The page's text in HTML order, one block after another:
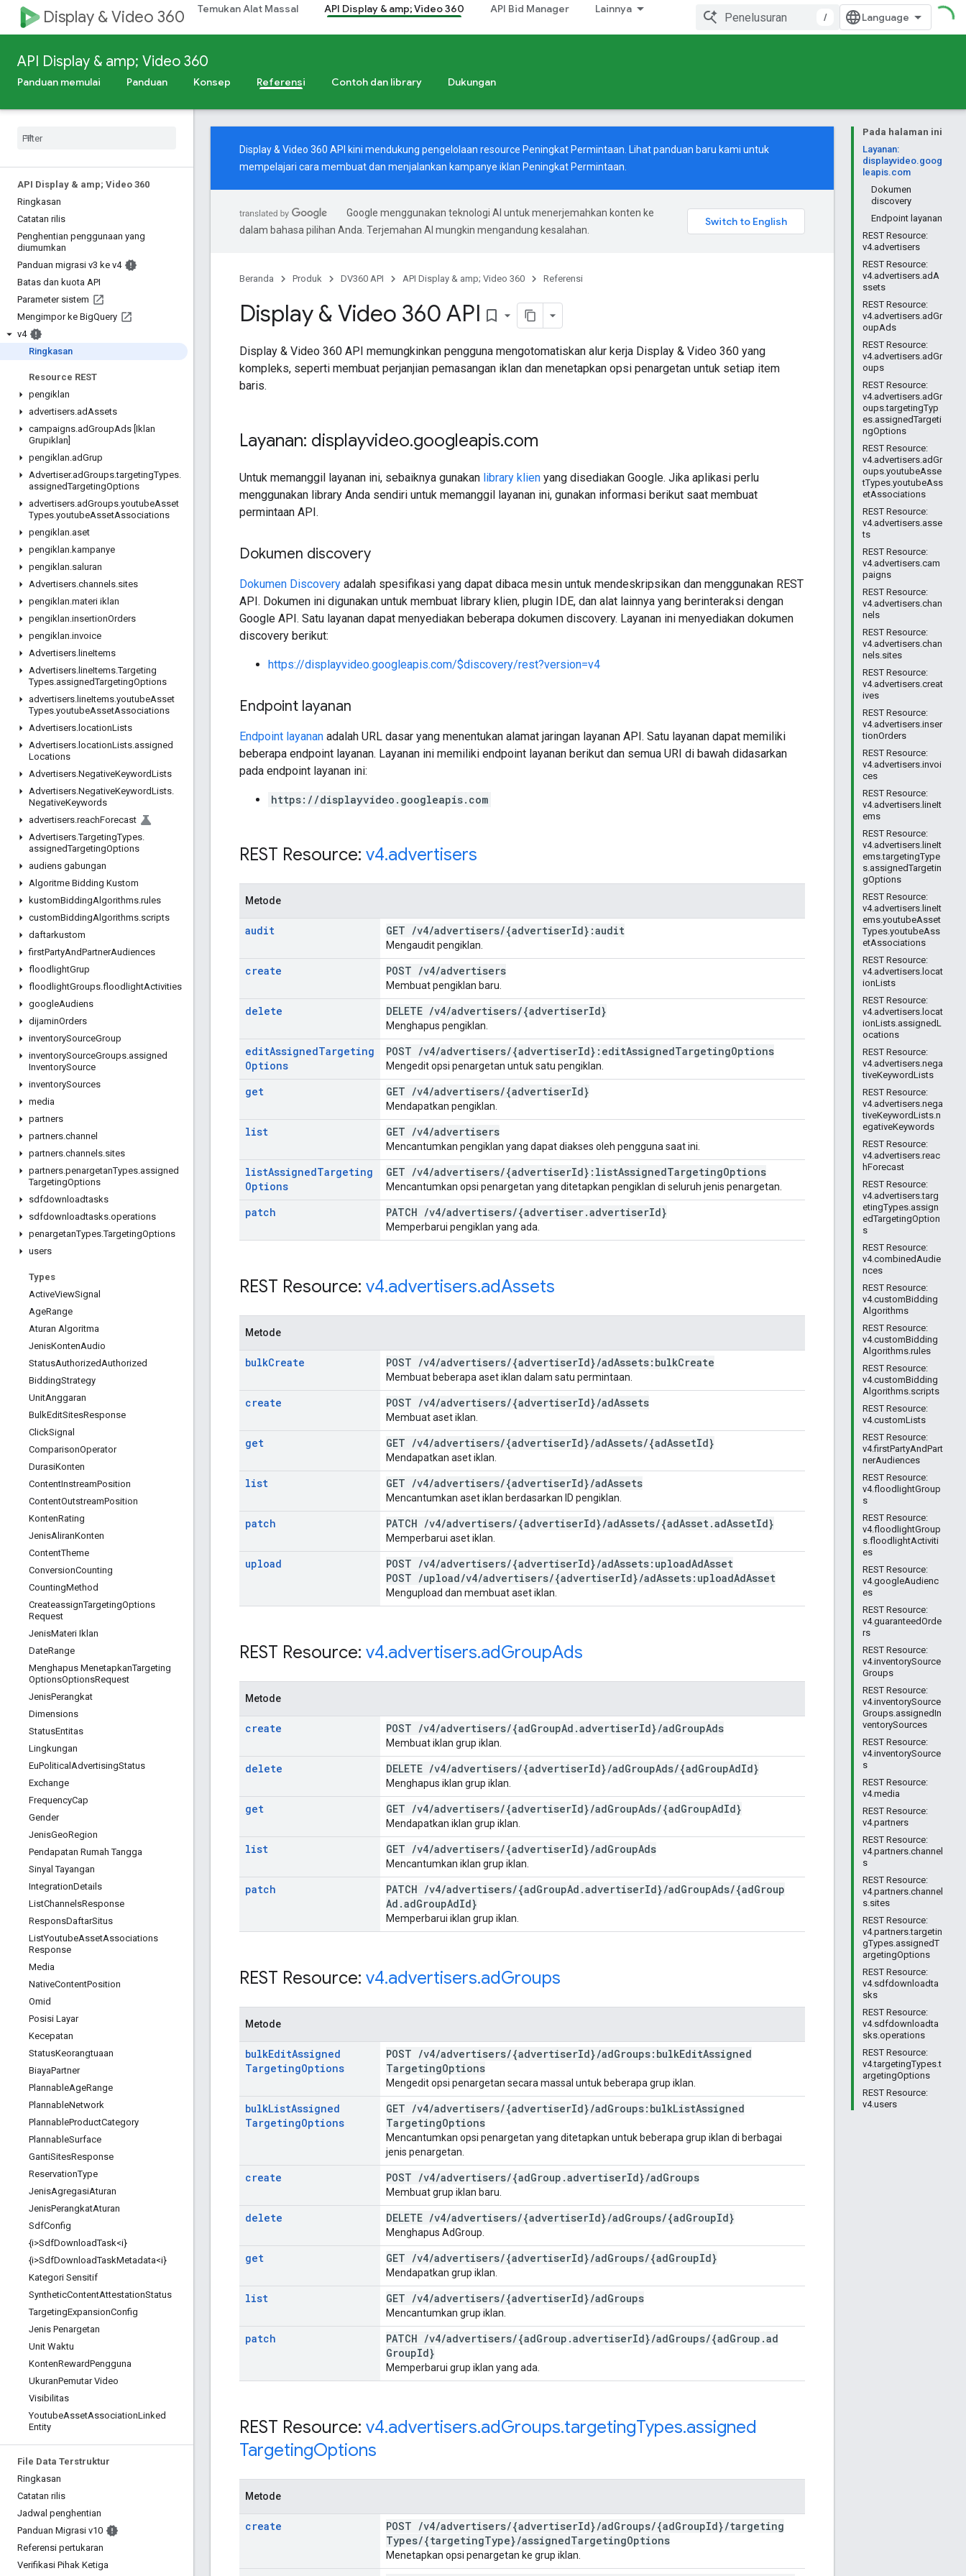
Display & Video 360 Temukan Alat Massal API Display & amp; Video 360 API Bid Manager Lainnya
/
API Display & amp; Video 360
Panduan memulai Panduan Konsep Referensi Contoh dan library Dukungan
API Display & amp; Video 360
Ringkasan
Catatan rilis
Penghentian penggunaan yang
diumumkan
Panduan migrasi v3 ke v4
Batas dan kuota API
Parameter sistem
Mengimpor ke BigQuery
v4
Ringkasan
Resource REST
pengiklan
advertisers.adAssets
campaigns.adGroupAds [Iklan
Grupiklan]
pengiklan.adGrup
Advertiser.adGroups.targetingTypes.
assignedTargetingOptions
advertisers.adGroups.youtubeAsset
Types.youtubeAssetAssociations
pengiklan.aset
pengiklan.kampanye
pengiklan.saluran
Advertisers.channels.sites
pengiklan.materi iklan
pengiklan.insertionOrders
pengiklan.invoice
Advertisers. lineItems
Advertisers. lineItems.Targeting
Types.assignedTargetingOptions
advertisers. lineItems.youtubeAsset
Types.youtubeAssetAssociations
Advertisers. locationLists
Advertisers. locationLists.assigned
Locations
Advertisers.NegativeKeywordLists
Advertisers.NegativeKeywordLists.
NegativeKeywords
advertisers.reachForecast
Advertisers.TargetingTypes.
assignedTargetingOptions
audiens gabungan
Algoritme Bidding Kustom
kustomBiddingAlgorithms.rules
customBiddingAlgorithms.scripts
daftarkustom
firstPartyAndPartnerAudiences
floodlightGrup
floodlightGroups.floodlightActivities
googleAudiens
dijaminOrders
inventorySourceGroup
inventorySourceGroups.assigned
InventorySource
inventorySources
media
partners
partners.channel
partners.channels.sites
partners.penargetanTypes.assigned
TargetingOptions
sdfdownloadtasks
sdfdownloadtasks.operations
penargetanTypes.TargetingOptions
users
Types
ActiveViewSignal
AgeRange
Aturan Algoritma
JenisKontenAudio
StatusAuthorizedAuthorized
BiddingStrategy
UnitAnggaran
BulkEditSitesResponse
ClickSignal
ComparisonOperator
DurasiKonten
ContentInstreamPosition
ContentOutstreamPosition
KontenRating
JenisAliranKonten
ContentTheme
ConversionCounting
CountingMethod
CreateassignTargetingOptions
Request
JenisMateri Iklan
DateRange
Menghapus MenetapkanTargeting
OptionsOptionsRequest
JenisPerangkat
Dimensions
StatusEntitas
Lingkungan
EuPolitical AdvertisingStatus
Exchange
FrequencyCap
Gender
JenisGeoRegion
Pendapatan Rumah Tangga
Sinyal Tayangan
IntegrationDetails
ListChannelsResponse
ResponsDaftarSitus
ListYoutubeAssetAssociations
Response
Media
NativeContentPosition
Omid
Posisi Layar
Kecepatan
StatusKeorangtuaan
BiayaPartner
PlannableAgeRange
PlannableNetwork
PlannableProductCategory
PlannableSurface
GantiSitesResponse
ReservationType
JenisAgregasiAturan
JenisPerangkatAturan
SdfConfig
{i>SdfDownloadTask<i}
{i>SdfDownloadTaskMetadata<i}
Kategori Sensitif
SyntheticContentAttestationStatus
TargetingExpansionConfig
Jenis Penargetan
Unit Waktu
KontenRewardPengguna
UkuranPemutar Video
Visibilitas
YoutubeAssetAssociationLinked
Entity
File Data Terstruktur
Ringkasan
Catatan rilis
Jadwal penghentian
Panduan Migrasi v10
Referensi pertukaran
Verifikasi Pihak Ketiga
Pada halaman ini
Layanan:
displayvideo.goog
leapis.com
Dokumen
discovery
Endpoint layanan
REST Resource:
v4.advertisers
REST Resource:
v4.advertisers.adA
ssets
REST Resource:
v4.advertisers.adGr
oupAds
REST Resource:
v4.advertisers.adGr
oups
REST Resource:
v4.advertisers.adGr
oups.targetingTyp
es.assignedTargeti
ngOptions
REST Resource:
v4.advertisers.adGr
oups.youtubeAsse
tTypes.youtubeAss
etAssociations
REST Resource:
v4.advertisers.asse
ts
REST Resource:
v4.advertisers.cam
paigns
REST Resource:
v4.advertisers.chan
nels
REST Resource:
v4.advertisers.chan
nels.sites
REST Resource:
v4.advertisers.creat
ives
REST Resource:
v4.advertisers.inser
tionOrders
REST Resource:
v4.advertisers.invoi
ces
REST Resource:
v4.advertisers.lineIt
ems
REST Resource:
v4.advertisers.lineIt
ems.targetingType
s.assignedTargetin
gOptions
REST Resource:
v4.advertisers.lineIt
ems.youtubeAsset
Types.youtubeAss
etAssociations
REST Resource:
v4.advertisers.locat
ionLists
REST Resource:
v4.advertisers.locat
ionLists.assignedL
ocations
REST Resource:
v4.advertisers.nega
tiveKeywordLists
REST Resource:
v4.advertisers.nega
tiveKeywordLists.n
egativeKeywords
REST Resource:
v4.advertisers.reac
hForecast
REST Resource:
v4.advertisers.targ
etingTypes.assign
edTargetingOption
s
REST Resource:
v4.combinedAudie
nces
REST Resource:
v4.customBidding
Algorithms
REST Resource:
v4.customBidding
Algorithms.rules
REST Resource:
v4.customBidding
Algorithms.scripts
REST Resource:
v4.customLists
REST Resource:
v4.firstPartyAndPart
nerAudiences
REST Resource:
v4.floodlightGroup
s
REST Resource:
v4.floodlightGroup
s.floodlightActiviti
es
REST Resource:
v4.googleAudienc
es
REST Resource:
v4.guaranteedOrde
rs
REST Resource:
v4.inventorySource
Groups
REST Resource:
v4.inventorySource
Groups.assignedIn
ventorySources
REST Resource:
v4.inventorySource
s
REST Resource:
v4.media
REST Resource:
v4.partners
REST Resource:
v4.partners.channel
s
REST Resource:
v4.partners.channel
s.sites
REST Resource:
v4.partners.targetin
gTypes.assignedT
argetingOptions
REST Resource:
v4.sdfdownloadta
sks
REST Resource:
v4.sdfdownloadta
sks.operations
REST Resource:
v4.targetingTypes.t
argetingOptions
REST Resource:
v4.users
Display & Video 360 API kini mendukung pengelolaan resource Peningkat Permintaan. Lihatpanduan baru kami untuk
mempelajari cara membuat dan menjalankan kampanye iklan Peningkat Permintaan.
Google menggunakan teknologi AI untuk menerjemahkan konten ke
dalam bahasa pilihan Anda. Terjemahan AI mungkin mengandung kesalahan.
Beranda Produk DV360 API API Display & amp; Video 360 Referensi
Display & Video 360 API bookmark_border
Display & Video 360 API memungkinkan pengguna mengotomatiskan alur kerja Display & Video 360 yang
kompleks, seperti membuat perjanjian pemasangan iklan dan menetapkan opsi penargetan untuk setiap item
baris.
Layanan: displayvideo.googleapis.com
Untuk memanggil layanan ini, sebaiknya gunakan library klien yang disediakan Google. Jika aplikasi perlu
menggunakan library Anda sendiri untuk memanggil layanan ini, gunakan informasi berikut saat membuat
permintaan API.
Dokumen discovery
Dokumen Discovery adalah spesifikasi yang dapat dibaca mesin untuk mendeskripsikan dan menggunakan REST
API. Dokumen ini digunakan untuk membuat library klien, plugin IDE, dan alat lainnya yang berinteraksi dengan
Google API. Satu layanan dapat menyediakan beberapa dokumen discovery. Layanan ini menyediakan dokumen
discovery berikut:
https://displayvideo.googleapis.com/$discovery/rest?version=v4
Endpoint layanan
Endpoint layanan adalah URL dasar yang menentukan alamat jaringan layanan API. Satu layanan dapat memiliki
beberapa endpoint layanan. Layanan ini memiliki endpoint layanan berikut dan semua URI di bawah didasarkan
pada endpoint layanan ini:
https://displayvideo.googleapis.com
REST Resource: v4.advertisers
Metode
audit GET /v4/advertisers/{advertiserId}:audit
Mengaudit pengiklan.
create POST /v4/advertisers
Membuat pengiklan baru.
delete DELETE /v4/advertisers/{advertiserId}
Menghapus pengiklan.
editAssignedTargeting
Options
POST /v4/advertisers/{advertiserId}:editAssignedTargetingOptions
Mengedit opsi penargetan untuk satu pengiklan.
get GET /v4/advertisers/{advertiserId}
Mendapatkan pengiklan.
list GET /v4/advertisers
Mencantumkan pengiklan yang dapat diakses oleh pengguna saat ini.
listAssignedTargeting
Options
GET /v4/advertisers/{advertiserId}:listAssignedTargetingOptions
Mencantumkan opsi penargetan yang ditetapkan pengiklan di seluruh jenis penargetan.
patch PATCH /v4/advertisers/{advertiser.advertiserId}
Memperbarui pengiklan yang ada.
REST Resource: v4.advertisers.adAssets
Metode
bulkCreate POST /v4/advertisers/{advertiserId}/adAssets:bulkCreate
Membuat beberapa aset iklan dalam satu permintaan.
create POST /v4/advertisers/{advertiserId}/adAssets
Membuat aset iklan.
get GET /v4/advertisers/{advertiserId}/adAssets/{adAssetId}
Mendapatkan aset iklan.
list GET /v4/advertisers/{advertiserId}/adAssets
Mencantumkan aset iklan berdasarkan ID pengiklan.
patch PATCH /v4/advertisers/{advertiserId}/adAssets/{adAsset.adAssetId}
Memperbarui aset iklan.
upload POST /v4/advertisers/{advertiserId}/adAssets:uploadAdAsset
POST /upload/v4/advertisers/{advertiserId}/adAssets:uploadAdAsset
Mengupload dan membuat aset iklan.
REST Resource: v4.advertisers.adGroupAds
Metode
create POST /v4/advertisers/{adGroupAd .advertiserId}/adGroupAds
Membuat iklan grup iklan.
delete DELETE /v4/advertisers/{advertiserId}/adGroupAds/{adGroupAdId}
Menghapus iklan grup iklan.
get GET /v4/advertisers/{advertiserId}/adGroupAds/{adGroupAdId}
Mendapatkan iklan grup iklan.
list GET /v4/advertisers/{advertiserId}/adGroupAds
Mencantumkan iklan grup iklan.
patch PATCH /v4/advertisers/{adGroupAd .advertiserId}/adGroupAds/{adGroup
Ad .adGroupAdId}
Memperbarui iklan grup iklan.
REST Resource: v4.advertisers.adGroups
Metode
bulkEditAssigned
TargetingOptions
POST /v4/advertisers/{advertiserId}/adGroups:bulkEditAssigned
TargetingOptions
Mengedit opsi penargetan secara massal untuk beberapa grup iklan.
bulkListAssigned
TargetingOptions
GET /v4/advertisers/{advertiserId}/adGroups:bulkListAssigned
TargetingOptions
Mencantumkan opsi penargetan yang ditetapkan untuk beberapa grup iklan di berbagai
jenis penargetan.
create POST /v4/advertisers/{adGroup .advertiserId}/adGroups
Membuat grup iklan baru.
delete DELETE /v4/advertisers/{advertiserId}/adGroups/{adGroupId}
Menghapus AdGroup.
get GET /v4/advertisers/{advertiserId}/adGroups/{adGroupId}
Mendapatkan grup iklan.
list GET /v4/advertisers/{advertiserId}/adGroups
Mencantumkan grup iklan.
patch PATCH /v4/advertisers/{adGroup .advertiserId}/adGroups/{adGroup .ad
GroupId}
Memperbarui grup iklan yang ada.
REST Resource: v4.advertisers.adGroups.targetingTypes.assigned
TargetingOptions
Metode
create POST /v4/advertisers/{advertiserId}/adGroups/{adGroupId}/targeting
Types/{targetingType}/assignedTargetingOptions
Menetapkan opsi penargetan ke grup iklan.